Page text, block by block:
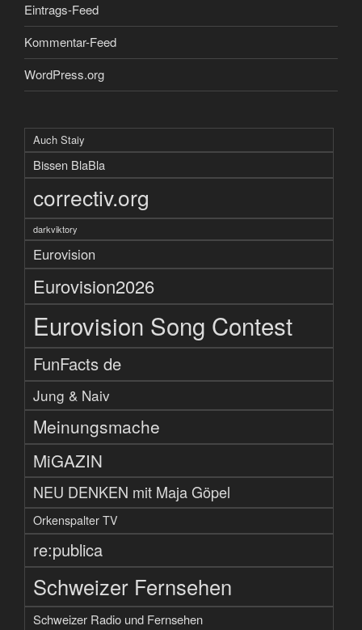
Eintrags-Feed
Kommentar-Feed
WordPress.org
Auch Staiy
Bissen BlaBla
correctiv.org
darkviktory
Eurovision
Eurovision2026
Eurovision Song Contest
FunFacts de
Jung & Naiv
Meinungsmache
MiGAZIN
NEU DENKEN mit Maja Göpel
Orkenspalter TV
re:publica
Schweizer Fernsehen
Schweizer Radio und Fernsehen